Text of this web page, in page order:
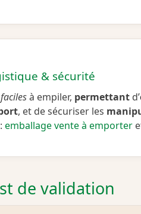
& sécurité
facilesà empiler, permettant d’
, et de sécuriser les
emballage vente à emporter
de validation